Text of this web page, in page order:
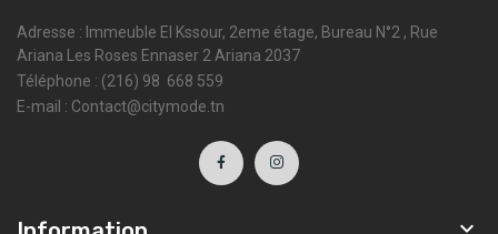
Adresse : Immeuble El Kssour, 2eme étage, Bureau N°2 , Rue
Ariana Les Roses Ennaser 2 Ariana 2037
Téléphone : (216) 98 668 559
E-mail : Contact@citymode.tn
